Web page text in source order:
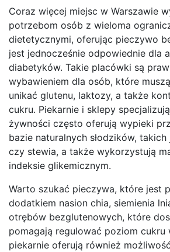
Coraz więcej miejsc w Warszawie
potrzebom osób z wieloma
dietetycznymi, oferując pieczywo
jest jednocześnie odpowiednie dla
diabetyków. Takie placówki są
wybawieniem dla osób, które
unikać glutenu, laktozy, a także
cukru. Piekarnie i sklepy
żywności często oferują wypieki
bazie naturalnych słodzików,
czy stewia, a także wykorzystują
indeksie glikemicznym.
Warto szukać pieczywa, które jest
dodatkiem nasion chia, siemienia
otrębów bezglutenowych, które
pomagają regulować poziom cukru
piekarnie oferują również